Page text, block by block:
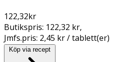
122,32kr
Butikspris: 122,32 kr,
Jmfs.pris: 2,45 kr / tablett(er)
Köp via recept